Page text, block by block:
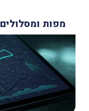
מפות ומסלולים